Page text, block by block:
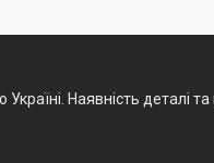
Наявність деталі